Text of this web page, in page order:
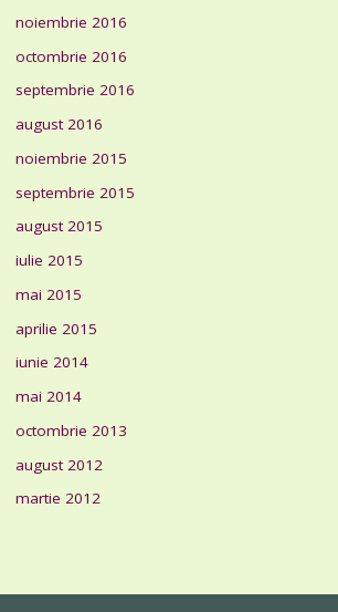
noiembrie 2016
octombrie 2016
septembrie 2016
august 2016
noiembrie 2015
septembrie 2015
august 2015
iulie 2015
mai 2015
aprilie 2015
iunie 2014
mai 2014
octombrie 2013
august 2012
martie 2012